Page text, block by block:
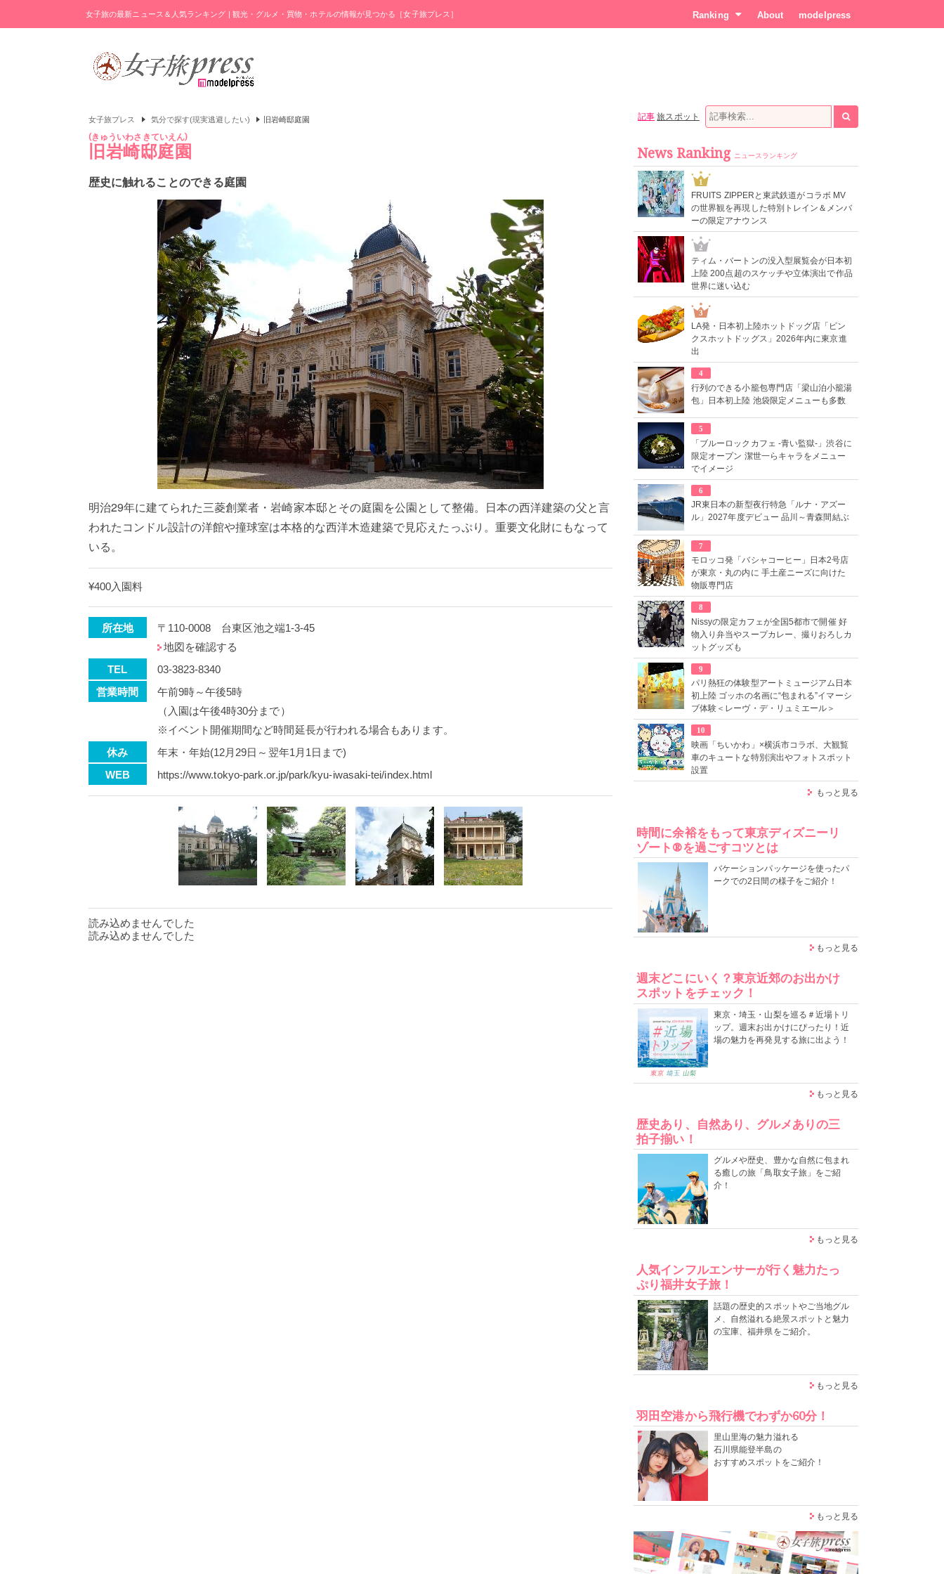
女子旅の最新ニュース＆人気ランキング | 観光・グルメ・買物・ホテルの情報が見つかる［女子旅プレス］ Ranking About modelpress
女子旅プレス 気分で探す(現実逃避したい) 旧岩崎邸庭園
旧岩崎邸庭園
きゅういわさきていえん
歴史に触れることのできる庭園
明治29年に建てられた三菱創業者・岩崎家本邸とその庭園を公園として整備。日本の西洋建築の父と言
われたコンドル設計の洋館や撞球室は本格的な西洋木造建築で見応えたっぷり。重要文化財にもなって
いる。
¥400入園料
所在地
〒110-0008 台東区池之端1-3-45
地図を確認する
TEL
03-3823-8340
営業時間
午前9時～午後5時
（入園は午後4時30分まで）
※イベント開催期間など時間延長が行われる場合もあります。
休み
年末・年始(12月29日～翌年1月1日まで)
WEB
https://www.tokyo-park.or.jp/park/kyu-iwasaki-tei/index.html
読み込めませんでした
読み込めませんでした
記事 旅スポット
News Ranking ニュースランキング
1
FRUITS ZIPPERと東武鉄道がコラボ MV
の世界観を再現した特別トレイン＆メンバ
ーの限定アナウンス
2
ティム・バートンの没入型展覧会が日本初
上陸 200点超のスケッチや立体演出で作品
世界に迷い込む
3
LA発・日本初上陸ホットドッグ店「ピン
クスホットドッグス」2026年内に東京進
出
4
行列のできる小籠包専門店「梁山泊小籠湯
包」日本初上陸 池袋限定メニューも多数
5
「ブルーロックカフェ -青い監獄-」渋谷に
限定オープン 潔世一らキャラをメニュー
でイメージ
6
JR東日本の新型夜行特急「ルナ・アズー
ル」2027年度デビュー 品川～青森間結ぶ
7
モロッコ発「バシャコーヒー」日本2号店
が東京・丸の内に 手土産ニーズに向けた
物販専門店
8
Nissyの限定カフェが全国5都市で開催 好
物入り弁当やスープカレー、撮りおろしカ
ットグッズも
9
パリ熱狂の体験型アートミュージアム日本
初上陸 ゴッホの名画に“包まれる”イマーシ
ブ体験＜レーヴ・デ・リュミエール＞
10
映画「ちいかわ」×横浜市コラボ、大観覧
車のキュートな特別演出やフォトスポット
設置
もっと見る
時間に余裕をもって東京ディズニーリ
ゾート®を過ごすコツとは
バケーションパッケージを使ったパ
ークでの2日間の様子をご紹介！
もっと見る
週末どこにいく？東京近郊のお出かけ
スポットをチェック！
東京・埼玉・山梨を巡る＃近場トリ
ップ。週末お出かけにぴったり！近
場の魅力を再発見する旅に出よう！
もっと見る
歴史あり、自然あり、グルメありの三
拍子揃い！
グルメや歴史、豊かな自然に包まれ
る癒しの旅「鳥取女子旅」をご紹
介！
もっと見る
人気インフルエンサーが行く魅力たっ
ぷり福井女子旅！
話題の歴史的スポットやご当地グル
メ、自然溢れる絶景スポットと魅力
の宝庫、福井県をご紹介。
もっと見る
羽田空港から飛行機でわずか60分！
里山里海の魅力溢れる
石川県能登半島の
おすすめスポットをご紹介！
もっと見る